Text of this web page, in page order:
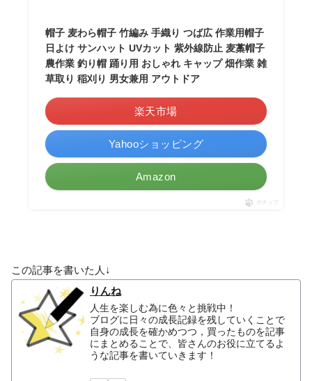
帽子 麦わら帽子 竹編み 手織り つば広 作業用帽子
日よけ サンハット UVカット 紫外線防止 麦藁帽子
農作業 釣り帽 踊り用 おしゃれ キャップ 畑作業 雑
草取り 稲刈り 男女兼用 アウトドア
楽天市場
Yahooショッピング
Amazon
ポチップ
この記事を書いた人↓
りんね
人生を楽しむ為に色々と挑戦中！
ブログに日々の成長記録を残していくことで
自身の成長を確かめつつ，買ったものを記事
にまとめることで、皆さんのお役に立てるよ
うな記事を書いていきます！